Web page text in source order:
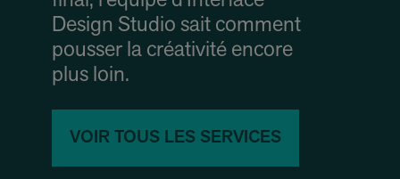
Design Studio sait comment
pousser la créativité encore
plus loin.
VOIR TOUS LES SERVICES